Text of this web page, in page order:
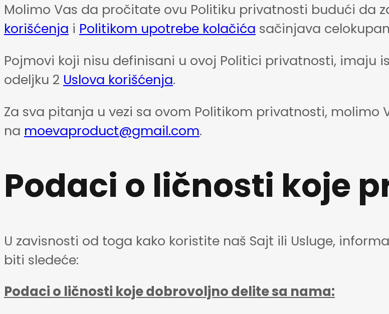
Molimo Vas da pročitate ovu Politiku privatnosti budući da
korišćenja i Politikom upotrebe kolačića sačinjava
Pojmovi koji nisu definisani u ovoj Politici privatnosti, imaju
odeljku 2 Uslova korišćenja.
Za sva pitanja u vezi sa ovom Politikom privatnosti, molimo
na moevaproduct@gmail.com.
Podaci o ličnosti koje
U zavisnosti od toga kako koristite naš Sajt ili Usluge,
biti sledeće:
Podaci o ličnosti koje dobrovoljno delite sa nama: